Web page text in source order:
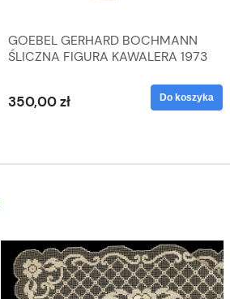
GOEBEL GERHARD BOCHMANN
ŚLICZNA FIGURA KAWALERA 1973
350,00 zł Do koszyka